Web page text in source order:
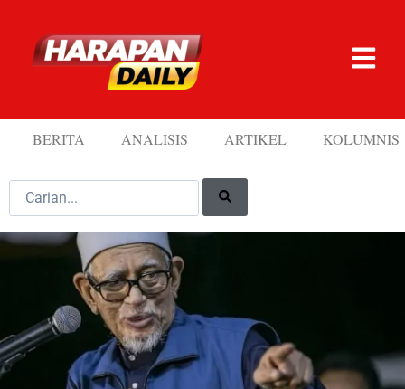
BERITA ANALISIS ARTIKEL KOLUMNIS